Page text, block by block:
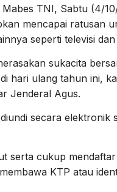
TNI, Sabtu (4/
mencapai ratusan
seperti televisi
sukacita
hari ulang tahun ini,
Jenderal Agus.
secara elektronik
serta cukup
KTP atau